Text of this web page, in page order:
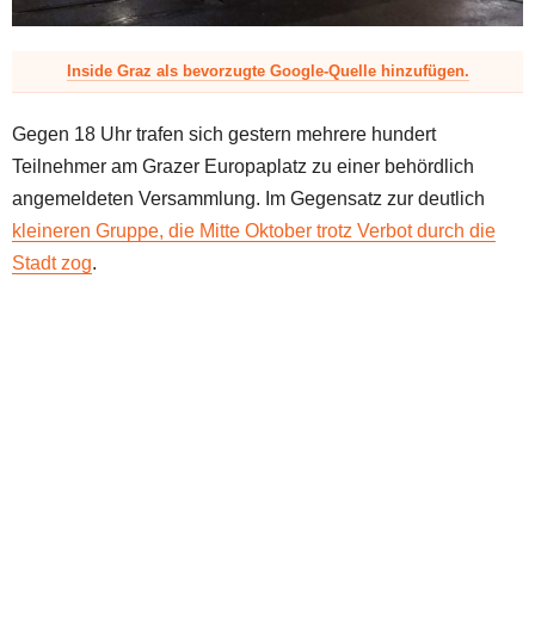
Inside Graz als bevorzugte Google-Quelle hinzufügen.
Gegen 18 Uhr trafen sich gestern mehrere hundert
Teilnehmer am Grazer Europaplatz zu einer behördlich
angemeldeten Versammlung. Im Gegensatz zur deutlich
kleineren Gruppe, die Mitte Oktober trotz Verbot durch die
Stadt zog.